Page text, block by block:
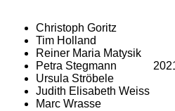
Christoph Goritz
Tim Holland
Reiner Maria Matysik
Petra Stegmann
Ursula Ströbele
Judith Elisabeth Weiss
Marc Wrasse